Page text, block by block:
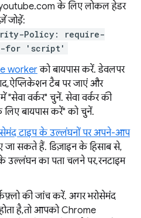
के लिए लोकल हेडर
जोड़ें:
Policy: require-
for 'script'
workerको बायपास करें. डेवलपर
ऐप्लिकेशन टैब पर जाएं और
वर्कर" चुनें. सेवा वर्कर की
लिए बायपास करें" को चुनें.
टाइप के उल्लंघनों पर अपने-आप
जा सकते हैं. डिज़ाइन के हिसाब से,
उल्लंघन का पता चलने पर, रनटाइम
की जांच करें. अगर भरोसेमंद
है, तो आपको Chrome